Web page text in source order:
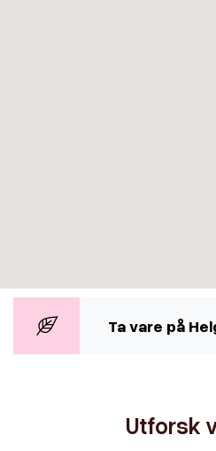
Ta vare på
Utforsk